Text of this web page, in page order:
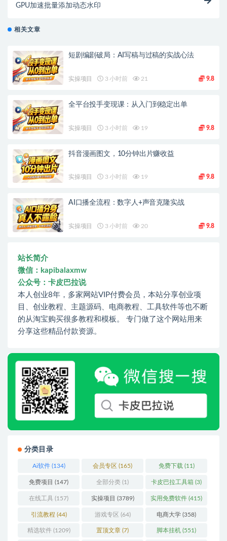
GPU加速批量添加动态水印
相关文章
短剧编剧破局：AI写稿与过稿的实战心法
实操项目 3 小时前 21 9.8
全平台投手变现课：从入门到稳定出单
实操项目 3 小时前 19 9.8
抖音漫画图文，10分钟出片赚收益
实操项目 3 小时前 19 9.8
AI口播全流程：数字人+声音克隆实战
实操项目 3 小时前 20 9.8
站长简介
微信：kapibalaxmw
公众号：卡皮巴拉说
本人创业8年，多家网站VIP付费会员，本站分享创业项
目、创业教程、主题源码、电商教程、工具软件等也不断
的从淘宝购买很多教程和模板。 专门做了这个网站用来
分享这些精品付款资源。
分类目录
Ai软件(134) 会员专区 (165) 免费下载 (11)
免费项目 (147) 全部分类 (1) 卡皮巴拉工具箱 (3)
在线工具 (157) 实操项目 (3789) 实用免费软件 (415)
引流教程 (44) 游戏专区 (64) 电商大学 (358)
精选软件(1209) 置顶文章 (7) 脚本挂机 (551)